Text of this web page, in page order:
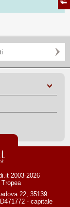
2003-2026
22, 35139
- capitale